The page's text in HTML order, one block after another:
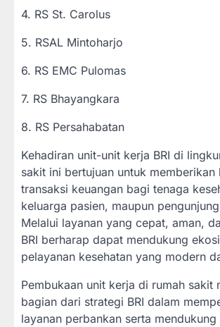
4. RS St. Carolus
5. RSAL Mintoharjo
6. RS EMC Pulomas
7. RS Bhayangkara
8. RS Persahabatan
Kehadiran unit-unit kerja BRI di
sakit ini bertujuan untuk memberikan
transaksi keuangan bagi tenaga
keluarga pasien, maupun
Melalui layanan yang cepat, aman,
BRI berharap dapat mendukung
pelayanan kesehatan yang modern
Pembukaan unit kerja di rumah sakit
bagian dari strategi BRI dalam
layanan perbankan serta